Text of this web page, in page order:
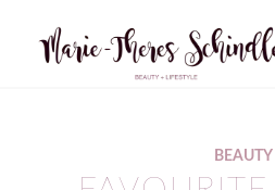
BEAUTY